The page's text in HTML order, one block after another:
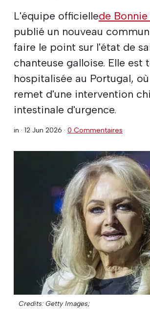
L'équipe officiellede Bonnie
publié un nouveau
faire le point sur l'état de
chanteuse galloise. Elle est
hospitalisée au Portugal,
remet d'une intervention
intestinale d'urgence.
in · 12 Jun 2026 · 0 Commentaires
Credits: Getty Images;